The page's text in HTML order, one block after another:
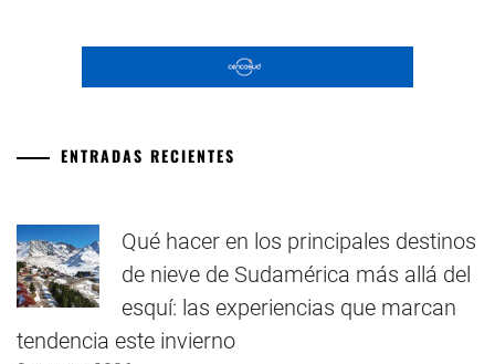
ENTRADAS RECIENTES
Qué hacer en los principales destinos
de nieve de Sudamérica más allá del
esquí: las experiencias que marcan
tendencia este invierno